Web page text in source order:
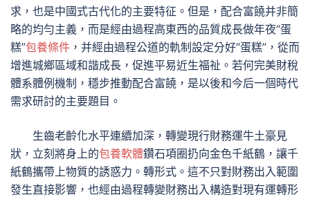
求，也是中國式古代化的主要特征。但是，配合富饒并非簡
略的均勻主義，而是經由過程高東西的品質成長做年夜“蛋
糕”包養條件 ，并經由過程公道的軌制設定分好“蛋糕”，從而
增進城鄉區域和諧成長，促進平易近生福祉。若何完美財稅
體系體例機制，穩步推動配合富饒，是以後和今后一個時代
需求研討的主要題目。
生齒老齡化水平連續加深，轉變現行財務運牛土豪見
狀，立刻將身上的包養軟體鑽石項圈扔向金色千紙鶴，讓千
紙鶴攜帶上物質的誘惑力。轉形式。這不只對財務出入範圍
發生直接影響，也經由過程轉變財務出入構造對現有運轉形